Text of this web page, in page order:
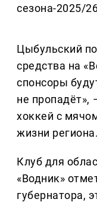
сезона-2025/
Цыбульский
средства на
спонсоры
не пропадёт»,
хоккей с
жизни региона.
Клуб для
«Водник»
губернатора,